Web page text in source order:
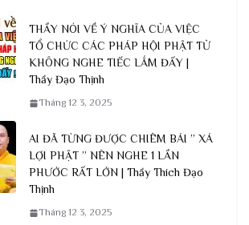
THẦY NÓI VỀ Ý NGHĨA CỦA VIỆC
TỔ CHỨC CÁC PHÁP HỘI PHẬT TỬ
KHÔNG NGHE TIẾC LẮM ĐẤY |
Thầy Đạo Thịnh
Tháng 12 3, 2025
AI ĐÃ TỪNG ĐƯỢC CHIÊM BÁI ” XÁ
LỢI PHẬT ” NÊN NGHE 1 LẦN
PHƯỚC RẤT LỚN | Thầy Thích Đạo
Thịnh
Tháng 12 3, 2025